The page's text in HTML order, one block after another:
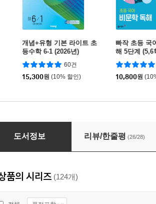
개념+유형 기본 라이트 초
등수학 6-1 (2026년)
60건
15,300원 (10% 할인)
빠작 초등 국
해 5단계 (5,6
10,800원
돌 초등수학 기본+응용 5-2 (2026년)
도서정보 리뷰/한줄평 (26/28)
품의 시리즈 (124개)